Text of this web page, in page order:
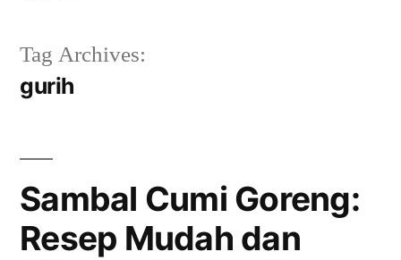
Tag Archives:
gurih
Sambal Cumi Goreng:
Resep Mudah dan